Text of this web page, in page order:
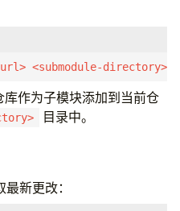
<submodule-directory>
作为子模块添加到当前仓
目录中。
新更改：